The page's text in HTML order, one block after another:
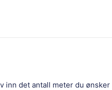
inn det antall meter du